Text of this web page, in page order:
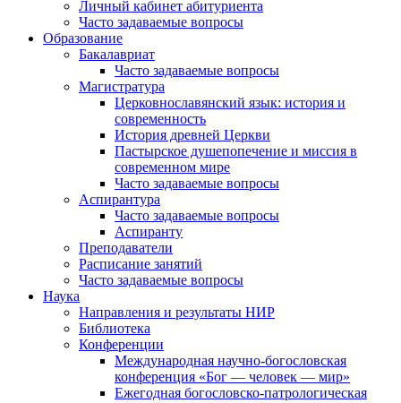
Личный кабинет абитуриента
Часто задаваемые вопросы
Образование
Бакалавриат
Часто задаваемые вопросы
Магистратура
Церковнославянский язык: история и
современность
История древней Церкви
Пастырское душепопечение и миссия в
современном мире
Часто задаваемые вопросы
Аспирантура
Часто задаваемые вопросы
Аспиранту
Преподаватели
Расписание занятий
Часто задаваемые вопросы
Наука
Направления и результаты НИР
Библиотека
Конференции
Международная научно-богословская
конференция «Бог — человек — мир»
Ежегодная богословско-патрологическая